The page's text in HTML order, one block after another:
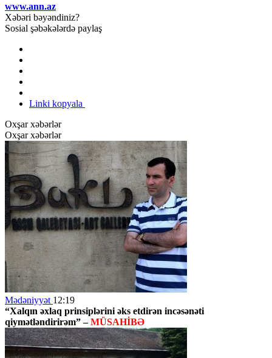
www.ann.az
Xəbəri bəyəndiniz?
Sosial şəbəkələrdə paylaş
Linki kopyala
Oxşar xəbərlər
Oxşar xəbərlər
Mədəniyyət 12:19
“Xalqın əxlaq prinsiplərini əks etdirən incəsənəti
qiymətləndirirəm” –MÜSAHİBƏ